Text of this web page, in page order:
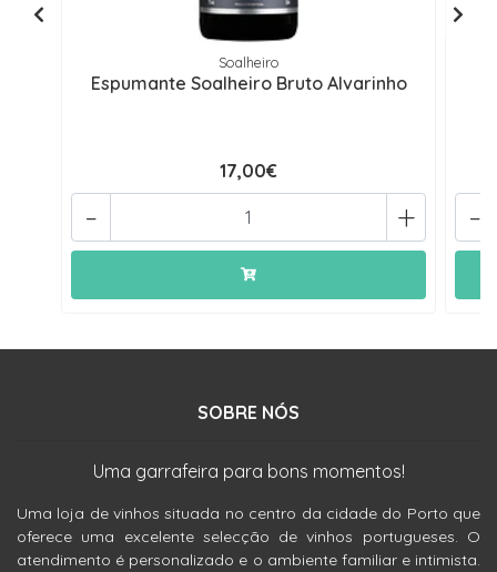
Soalheiro
Espumante Soalheiro Bruto Alvarinho
17,00€
+
- -
SOBRE NÓS
Uma garrafeira para bons momentos!
Uma loja de vinhos situada no centro da cidade do Porto que
oferece uma excelente selecção de vinhos portugueses. O
atendimento é personalizado e o ambiente familiar e intimista.